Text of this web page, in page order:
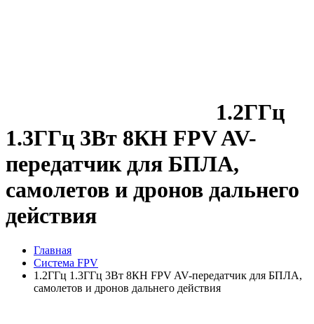
1.2ГГц
1.3ГГц 3Вт 8КН FPV AV-
передатчик для БПЛА,
самолетов и дронов дальнего
действия
Главная
Система FPV
1.2ГГц 1.3ГГц 3Вт 8КН FPV AV-передатчик для БПЛА,
самолетов и дронов дальнего действия